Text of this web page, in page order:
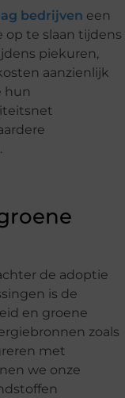
bedrijven een
op te slaan tijdens
piekuren,
aanzienlijk
hun
de adoptie
is de
en groene
zoals
met
we onze